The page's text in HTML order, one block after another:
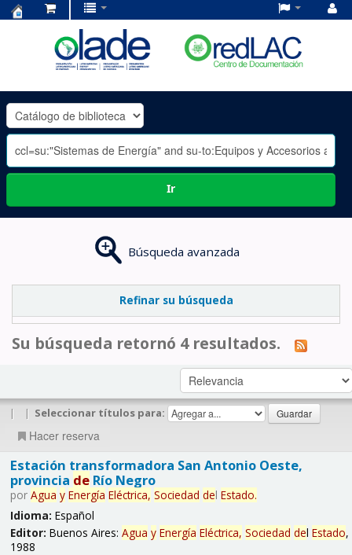
OLADE
-
Ir
Búsqueda avanzada
Refinar su búsqueda
Su búsqueda retornó 4 resultados.
| | Seleccionar títulos para:
Hacer reserva
Estación transformadora San Antonio Oeste,
provincia deRío Negro
por Agua y Energía Eléctrica, Sociedad del Estado.
Idioma: Español
Editor: Buenos Aires: Agua y Energía Eléctrica, Sociedad del Estado,
1988